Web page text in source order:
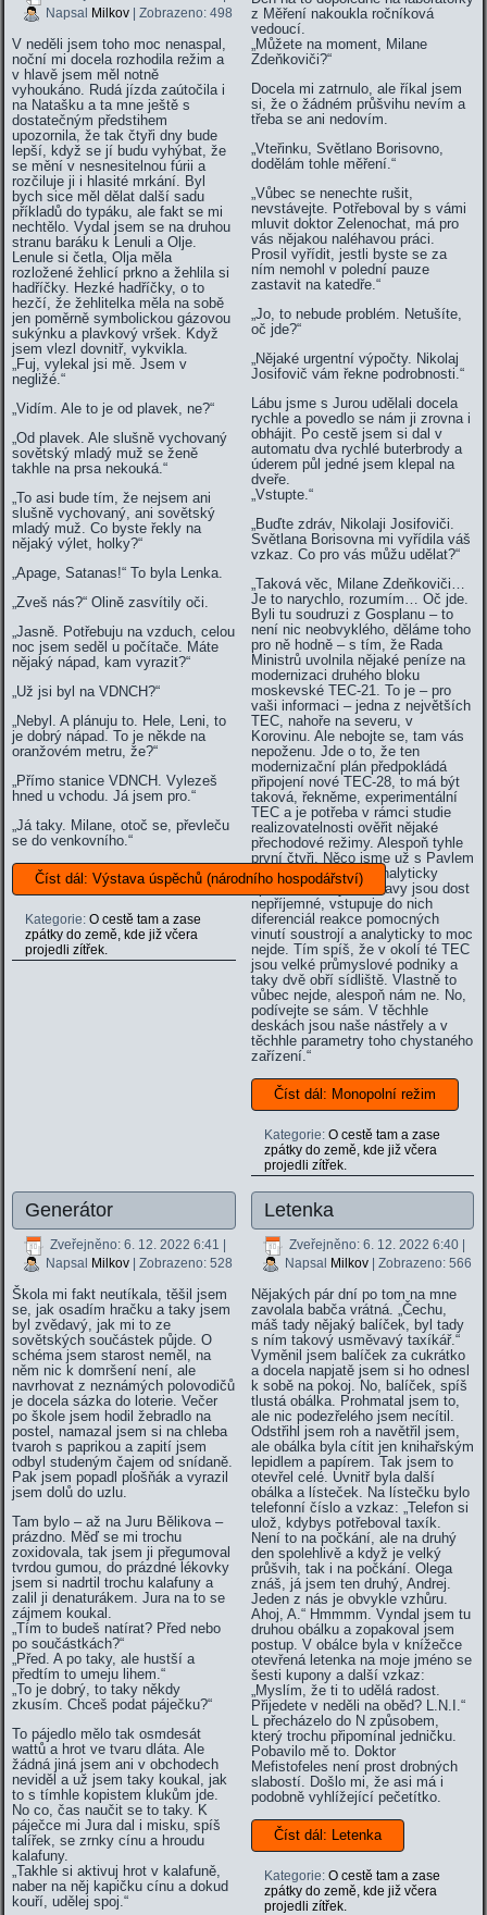
Napsal Milkov | Zobrazeno: 498
V neděli jsem toho moc nenaspal,
noční mi docela rozhodila režim a
v hlavě jsem měl notně
vyhoukáno. Rudá jízda zaútočila i
na Natašku a ta mne ještě s
dostatečným předstihem
upozornila, že tak čtyři dny bude
lepší, když se jí budu vyhýbat, že
se mění v nesnesitelnou fúrii a
rozčiluje ji i hlasité mrkání. Byl
bych sice měl dělat další sadu
příkladů do typáku, ale fakt se mi
nechtělo. Vydal jsem se na druhou
stranu baráku k Lenuli a Olje.
Lenule si četla, Olja měla
rozložené žehlicí prkno a žehlila si
hadříčky. Hezké hadříčky, o to
hezčí, že žehlitelka měla na sobě
jen poměrně symbolickou gázovou
sukýnku a plavkový vršek. Když
jsem vlezl dovnitř, vykvikla.
„Fuj, vylekal jsi mě. Jsem v
negližé.“
„Vidím. Ale to je od plavek, ne?“
„Od plavek. Ale slušně vychovaný
sovětský mladý muž se ženě
takhle na prsa nekouká.“
„To asi bude tím, že nejsem ani
slušně vychovaný, ani sovětský
mladý muž. Co byste řekly na
nějaký výlet, holky?“
„Apage, Satanas!“ To byla Lenka.
„Zveš nás?“ Olině zasvítily oči.
„Jasně. Potřebuju na vzduch, celou
noc jsem seděl u počítače. Máte
nějaký nápad, kam vyrazit?“
„Už jsi byl na VDNCH?“
„Nebyl. A plánuju to. Hele, Leni, to
je dobrý nápad. To je někde na
oranžovém metru, že?“
„Přímo stanice VDNCH. Vylezeš
hned u vchodu. Já jsem pro.“
„Já taky. Milane, otoč se, převleču
se do venkovního.“
Číst dál: Výstava úspěchů (národního hospodářství)
Kategorie:O cestě tam a zase
zpátky do země, kde již včera
projedli zítřek.
z Měření nakoukla ročníková
vedoucí.
„Můžete na moment, Milane
Zdeňkoviči?“
Docela mi zatrnulo, ale říkal jsem
si, že o žádném průšvihu nevím a
třeba se ani nedovím.
„Vteřinku, Světlano Borisovno,
dodělám tohle měření.“
„Vůbec se nenechte rušit,
nevstávejte. Potřeboval by s vámi
mluvit doktor Zelenochat, má pro
vás nějakou naléhavou práci.
Prosil vyřídit, jestli byste se za
ním nemohl v polední pauze
zastavit na katedře.“
„Jo, to nebude problém. Netušíte,
oč jde?“
„Nějaké urgentní výpočty. Nikolaj
Josifovič vám řekne podrobnosti.“
Lábu jsme s Jurou udělali docela
rychle a povedlo se nám ji zrovna i
obhájit. Po cestě jsem si dal v
automatu dva rychlé buterbrody a
úderem půl jedné jsem klepal na
dveře.
„Vstupte.“
„Buďte zdráv, Nikolaji Josifoviči.
Světlana Borisovna mi vyřídila váš
vzkaz. Co pro vás můžu udělat?“
„Taková věc, Milane Zdeňkoviči…
Je to narychlo, rozumím… Oč jde.
Byli tu soudruzi z Gosplanu – to
není nic neobvyklého, děláme toho
pro ně hodně – s tím, že Rada
Ministrů uvolnila nějaké peníze na
modernizaci druhého bloku
moskevské TEC-21
. To je – pro
vaši informaci – jedna z největších
TEC, nahoře na severu, v
Korovinu. Ale nebojte se, tam vás
nepoženu. Jde o to, že ten
modernizační plán předpokládá
připojení nové TEC-28, to má být
taková, řekněme, experimentální
TEC a je potřeba v rámci studie
realizovatelnosti ověřit nějaké
přechodové režimy. Alespoň tyhle
první čtyři. Něco jsme už s Pavlem
Pavlovičem zkusili analyticky
spočítat, ale ty soustavy jsou dost
nepříjemné, vstupuje do nich
diferenciál reakce pomocných
vinutí soustrojí a analyticky to moc
nejde. Tím spíš, že v okolí té TEC
jsou velké průmyslové podniky a
taky dvě obří sídliště. Vlastně to
vůbec nejde, alespoň nám ne. No,
podívejte se sám. V těchhle
deskách jsou naše nástřely a v
těchhle parametry toho chystaného
zařízení.“
Číst dál: Monopolní režim
Kategorie: O cestě tam a zase
zpátky do země, kde již včera
projedli zítřek.
Generátor
Zveřejněno: 6. 12. 2022 6:41
Napsal Milkov | Zobrazeno: 528
Škola mi fakt neutíkala, těšil jsem
se, jak osadím hračku a taky jsem
byl zvědavý, jak mi to ze
sovětských součástek půjde. O
schéma jsem starost neměl, na
něm nic k domršení není, ale
navrhovat z neznámých polovodičů
je docela sázka do loterie. Večer
po škole jsem hodil žebradlo na
postel, namazal jsem si na chleba
tvaroh s paprikou a zapití jsem
odbyl studeným čajem od snídaně.
Pak jsem popadl plošňák a vyrazil
jsem dolů do uzlu.
Tam bylo – až na Juru Bělikova –
prázdno. Měď se mi trochu
zoxidovala, tak jsem ji přegumoval
tvrdou gumou, do prázdné lékovky
jsem si nadrtil trochu kalafuny a
zalil ji denaturákem. Jura na to se
zájmem koukal.
„Tím to budeš natírat? Před nebo
po součástkách?“
„Před. A po taky, ale hustší a
předtím to umeju lihem.“
„To je dobrý, to taky někdy
zkusím. Chceš podat páječku?“
To pájedlo mělo tak osmdesát
wattů a hrot ve tvaru dláta. Ale
žádná jiná jsem ani v obchodech
neviděl a už jsem taky koukal, jak
to s tímhle kopistem klukům jde.
No co, čas naučit se to taky. K
páječce mi Jura dal i misku, spíš
talířek, se zrnky cínu a hroudu
kalafuny.
„Takhle si aktivuj hrot v kalafuně,
naber na něj kapičku cínu a dokud
kouří, udělej spoj.“
Letenka
Zveřejněno: 6. 12. 2022 6:40|
Napsal Milkov| Zobrazeno: 566
Nějakých pár dní po tom na mne
zavolala babča vrátná. „Čechu,
máš tady nějaký balíček, byl tady
s ním takový usměvavý taxíkář.“
Vyměnil jsem balíček za cukrátko
a docela napjatě jsem si ho odnesl
k sobě na pokoj. No, balíček, spíš
tlustá obálka. Prohmatal jsem to,
ale nic podezřelého jsem necítil.
Odstřihl jsem roh a navětřil jsem,
ale obálka byla cítit jen knihařským
lepidlem a papírem. Tak jsem to
otevřel celé. Uvnitř byla další
obálka a lísteček. Na lístečku bylo
telefonní číslo a vzkaz: „Telefon si
ulož, kdybys potřeboval taxík.
Není to na počkání, ale na druhý
den spolehlivě a když je velký
průšvih, tak i na počkání. Olega
znáš, já jsem ten druhý, Andrej.
Jeden z nás je obvykle vzhůru.
Ahoj, A.“ Hmmmm. Vyndal jsem tu
druhou obálku a zopakoval jsem
postup. V obálce byla v knížečce
otevřená letenka na moje jméno se
šesti kupony a další vzkaz:
„Myslím, že ti to udělá radost.
Přijedete v neděli na oběd? L.N.I.“
L přecházelo do N způsobem,
který trochu připomínal jedničku.
Pobavilo mě to. Doktor
Mefistofeles není prost drobných
slabostí. Došlo mi, že asi má i
podobně vyhlížející pečetítko.
Číst dál: Letenka
Kategorie: O cestě tam a zase
zpátky do země, kde již včera
projedli zítřek.